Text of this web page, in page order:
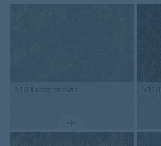
5103 cosy canvas 5110